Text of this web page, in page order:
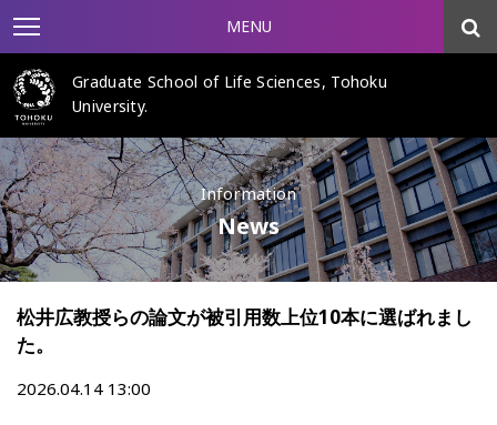
MENU
Graduate School of Life Sciences, Tohoku
University.
Information
News
松井広教授らの論文が被引用数上位10本に選ばれまし
た。
2026.04.14 13:00